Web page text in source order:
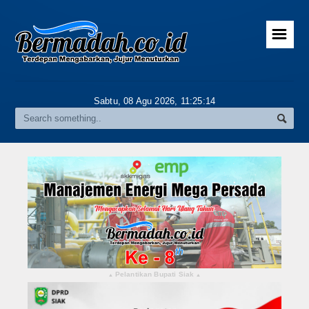
Home
Gallery
Riau
Daerah
Pekanbaru
Pelalawan
Kampar
Rokan Hulu
☰
Sabtu, 08 Agu 2026, 11:25:14
▴ Pelantikan Bupati Siak ▴